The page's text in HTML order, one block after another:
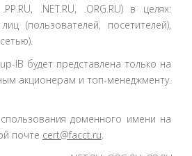
.NET.RU, .ORG.RU) в целях:
(пользователей, посетителей),
IB будет представлена только на
акционерам и топ-менеджменту.
доменного имени на
почте cert@facct.ru.